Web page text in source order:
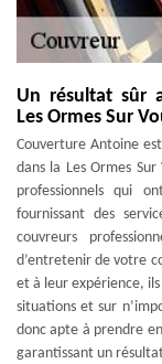
Un résultat sûr
Les Ormes Sur
Couverture Antoine
dans la Les Ormes
professionnels qui
fournissant des
couvreurs
d’entretenir de votre
et à leur expérience,
situations et sur
donc apte à prendre
garantissant un